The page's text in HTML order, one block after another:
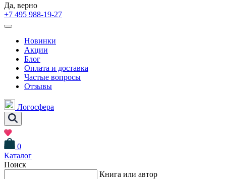
Да, верно
+7 495 988-19-27
Новинки
Акции
Блог
Оплата и доставка
Частые вопросы
Отзывы
Логосфера
0
Каталог
Поиск
Книга или автор